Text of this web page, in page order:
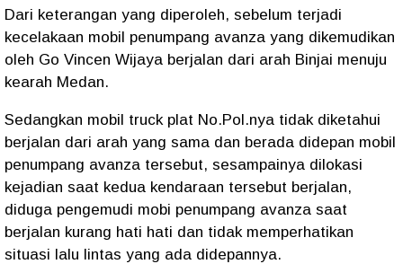
Dari keterangan yang diperoleh, sebelum terjadi
kecelakaan mobil penumpang avanza yang dikemudikan
oleh Go Vincen Wijaya berjalan dari arah Binjai menuju
kearah Medan.
Sedangkan mobil truck plat No.Pol.nya tidak diketahui
berjalan dari arah yang sama dan berada didepan mobil
penumpang avanza tersebut, sesampainya dilokasi
kejadian saat kedua kendaraan tersebut berjalan,
diduga pengemudi mobi penumpang avanza saat
berjalan kurang hati hati dan tidak memperhatikan
situasi lalu lintas yang ada didepannya.